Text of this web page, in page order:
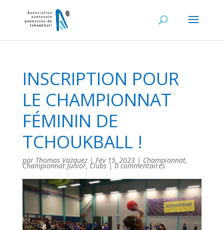
INSCRIPTION POUR
LE CHAMPIONNAT
FÉMININ DE
TCHOUKBALL !
par Thomas Vazquez| Fév 15, 2023| Championnat,
Championnat Junior, Clubs|0 commentaires